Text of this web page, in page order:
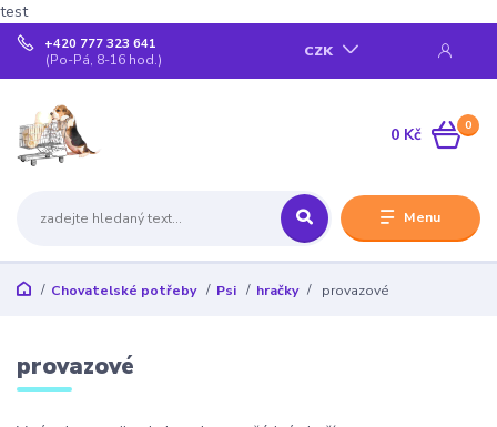
test
Menu
CZK
+420 777 323 641
(Po-Pá, 8-16 hod.)
0
0 Kč
Chovatelské potřeby Psi hračky provazové
provazové